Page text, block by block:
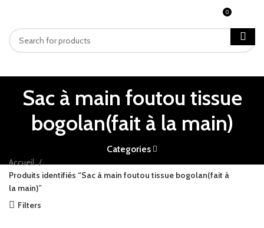
0
Sac à main foutou tissue
bogolan(fait à la main)
Categories
Accueil
Produits identifiés “Sac à main foutou tissue bogolan(fait à
la main)”
Filters